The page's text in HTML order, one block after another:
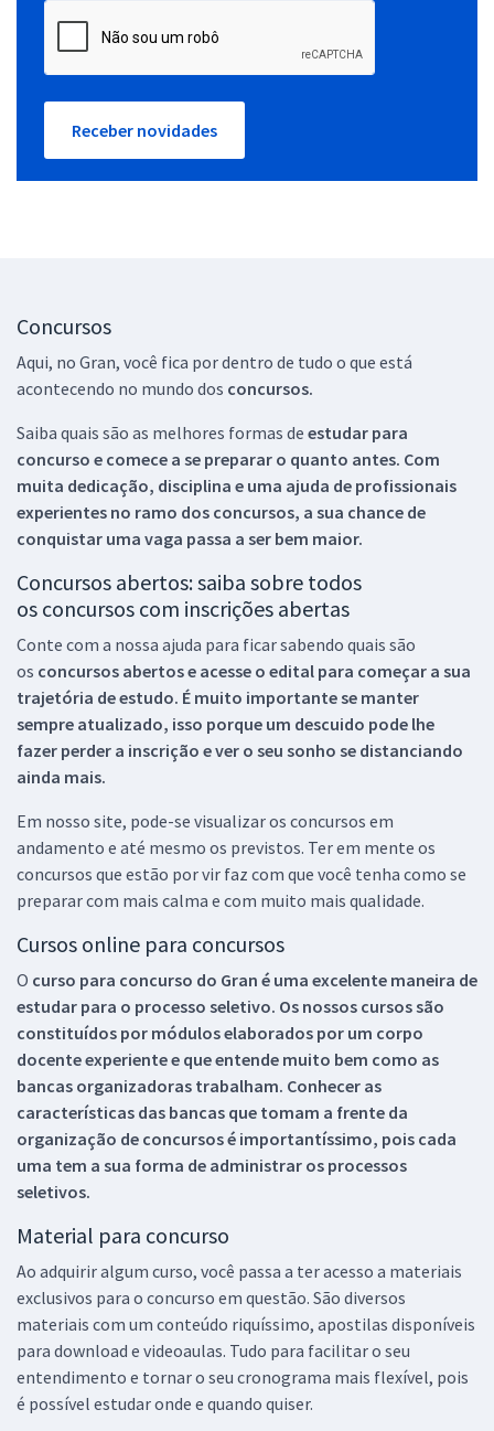
Receber novidades
Concursos
Aqui, no Gran, você fica por dentro de tudo o que está
acontecendo no mundo dos concursos.
Saiba quais são as melhores formas de estudar para
concurso e comece a se preparar o quanto antes. Com
muita dedicação, disciplina e uma ajuda de profissionais
experientes no ramo dos concursos, a sua chance de
conquistar uma vaga passa a ser bem maior.
Concursos abertos: saiba sobre todos
os concursos com inscrições abertas
Conte com a nossa ajuda para ficar sabendo quais são
os concursos abertos e acesse o edital para começar a sua
trajetória de estudo. É muito importante se manter
sempre atualizado, isso porque um descuido pode lhe
fazer perder a inscrição e ver o seu sonho se distanciando
ainda mais.
Em nosso site, pode-se visualizar os concursos em
andamento e até mesmo os previstos. Ter em mente os
concursos que estão por vir faz com que você tenha como se
preparar com mais calma e com muito mais qualidade.
Cursos online para concursos
O curso para concurso do Gran é uma excelente maneira de
estudar para o processo seletivo. Os nossos cursos são
constituídos por módulos elaborados por um corpo
docente experiente e que entende muito bem como as
bancas organizadoras trabalham. Conhecer as
características das bancas que tomam a frente da
organização de concursos é importantíssimo, pois cada
uma tem a sua forma de administrar os processos
seletivos.
Material para concurso
Ao adquirir algum curso, você passa a ter acesso a materiais
exclusivos para o concurso em questão. São diversos
materiais com um conteúdo riquíssimo, apostilas disponíveis
para download e videoaulas. Tudo para facilitar o seu
entendimento e tornar o seu cronograma mais flexível, pois
é possível estudar onde e quando quiser.